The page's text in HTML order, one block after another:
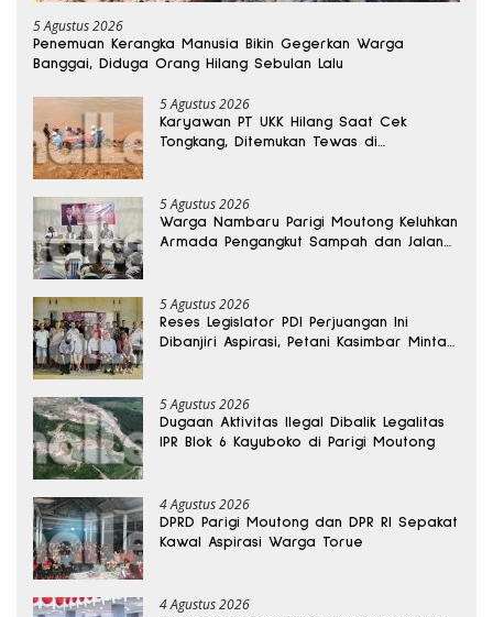
5 Agustus 2026
Penemuan Kerangka Manusia Bikin Gegerkan Warga
Banggai, Diduga Orang Hilang Sebulan Lalu
5 Agustus 2026
Karyawan PT UKK Hilang Saat Cek
Tongkang, Ditemukan Tewas di
5 Agustus 2026
Warga Nambaru Parigi Moutong Keluhkan
Armada Pengangkut Sampah dan Jalan
5 Agustus 2026
Reses Legislator PDI Perjuangan Ini
Dibanjiri Aspirasi, Petani Kasimbar Minta
5 Agustus 2026
Dugaan Aktivitas Ilegal Dibalik Legalitas
IPR Blok 6 Kayuboko di Parigi Moutong
4 Agustus 2026
DPRD Parigi Moutong dan DPR RI Sepakat
Kawal Aspirasi Warga Torue
4 Agustus 2026